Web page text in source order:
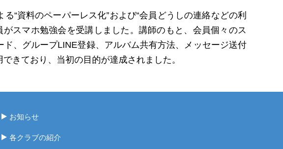
“資料のペーパーレス化”および“会員どうしの連絡などの利
スマホ勉強会を受講しました。講師のもと、会員個々のス
、グループLINE登録、アルバム共有方法、メッセージ送付
きており、当初の目的が達成されました。
お知らせ
各クラブの紹介